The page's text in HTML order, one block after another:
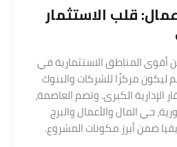
قلب الاستثمار
أقوى المناطق الاستثمارية في
ليكون مركزًا للشركات والبنوك
الإدارية الكبرى. وتضم العاصمة،
حي المال والأعمال والبرج
ضمن أبرز مكونات المشروع.